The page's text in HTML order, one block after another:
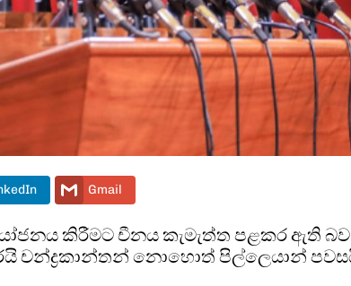
Gmail
කිරීමට චීනය කැමැත්ත පළකර ඇති බව
චන්ද්‍රකාන්තන් නොහොත් පිල්ලෙයාන්